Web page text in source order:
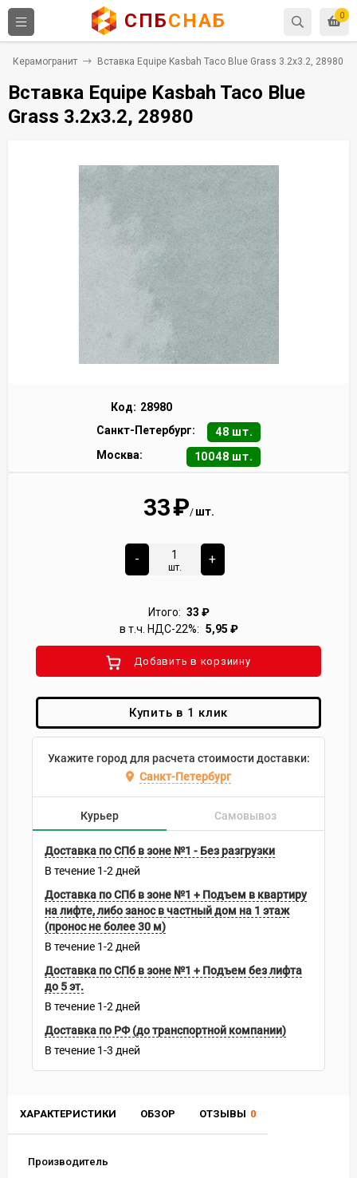
0
СПБСНАБ
Керамогранит Вставка Equipe Kasbah Taco Blue Grass 3.2x3.2, 28980
Вставка Equipe Kasbah Taco Blue
Grass 3.2x3.2, 28980
ХАРАКТЕРИСТИКИ ОБЗОР ОТЗЫВЫ 0
Производитель
Код: 28980
Санкт-Петербург:
48 шт.
Москва:
10048 шт.
33₽/ шт.
-
шт.
+
Итого: 33 ₽
в т.ч. НДС-22%: 5,95 ₽
Добавить в корзиину
Купить в 1 клик
Укажите город для расчета стоимости доставки:
Санкт-Петербург
Курьер Самовывоз
Доставка по СПб в зоне №1 - Без разгрузки
В течение 1-2 дней
Доставка по СПб в зоне №1 + Подъем в квартиру
на лифте, либо занос в частный дом на 1 этаж
(пронос не более 30 м)
В течение 1-2 дней
Доставка по СПб в зоне №1 + Подъем без лифта
до 5 эт.
В течение 1-2 дней
Доставка по РФ (до транспортной компании)
В течение 1-3 дней